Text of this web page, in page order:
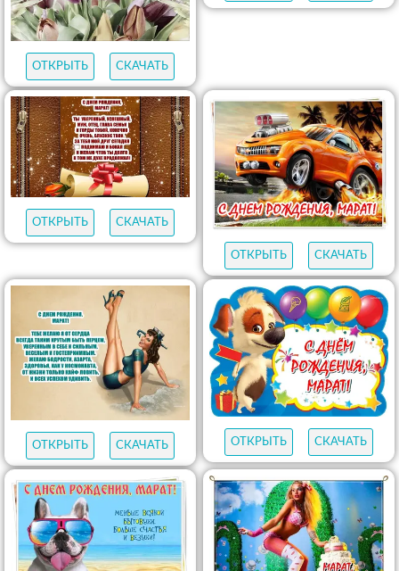
ОТКРЫТЬ СКАЧАТЬ
ОТКРЫТЬ СКАЧАТЬ
ОТКРЫТЬ СКАЧАТЬ
ОТКРЫТЬ СКАЧАТЬ ОТКРЫТЬ СКАЧАТЬ